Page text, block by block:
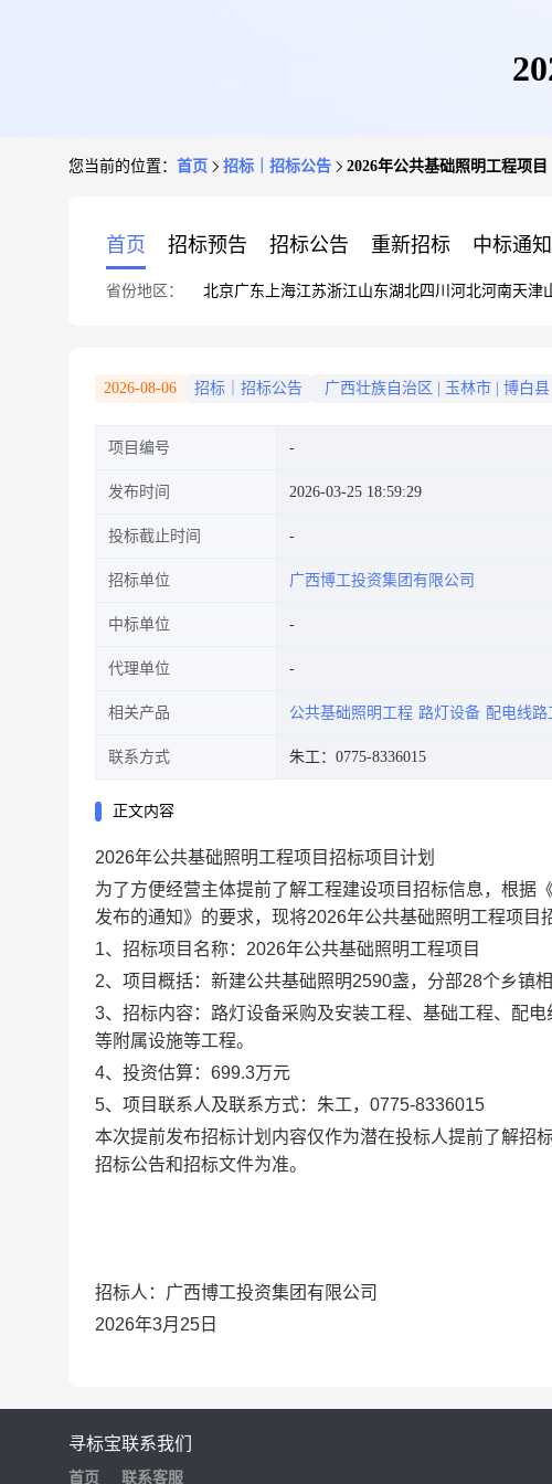
您当前的位置： 首页 招标｜招标公告 2026年公共基础照明工程项目
首页 招标预告 招标公告 重新招标 中标通知
省份地区： 北京广东 上海江苏浙江山东湖北四川 河北河南天津
2026-08-06 招标｜招标公告 广西壮族自治区 玉林市 博白县
项目编号
发布时间 2026-03-25 18:59:29
投标截止时间
招标单位 广西博工投资集团有限公司
中标单位
代理单位
相关产品 公共基础照明工程 路灯设备 配电线路
联系方式 朱工：0775-8336015
正文内容
2026年公共基础照明工程项目招标项目计划
为了方便经营主体提前了解工程建设项目招标信息，根据
发布的通知》的要求，现将2026年公共基础照明工程项目
1、招标项目名称：2026年公共基础照明工程项目
2、项目概括：新建公共基础照明2590盏，分部28个乡镇
3、招标内容：路灯设备采购及安装工程、基础工程、配
等附属设施等工程。
4、投资估算：699.3万元
5、项目联系人及联系方式：朱工，0775-8336015
本次提前发布招标计划内容仅作为潜在投标人提前了解招
招标公告和招标文件为准。
招标人：广西博工投资集团有限公司
2026年3月25日
寻标宝
首页
联系我们
联系客服